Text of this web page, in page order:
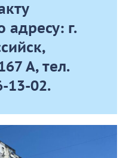
адресу: г.
А, тел.
13-02.